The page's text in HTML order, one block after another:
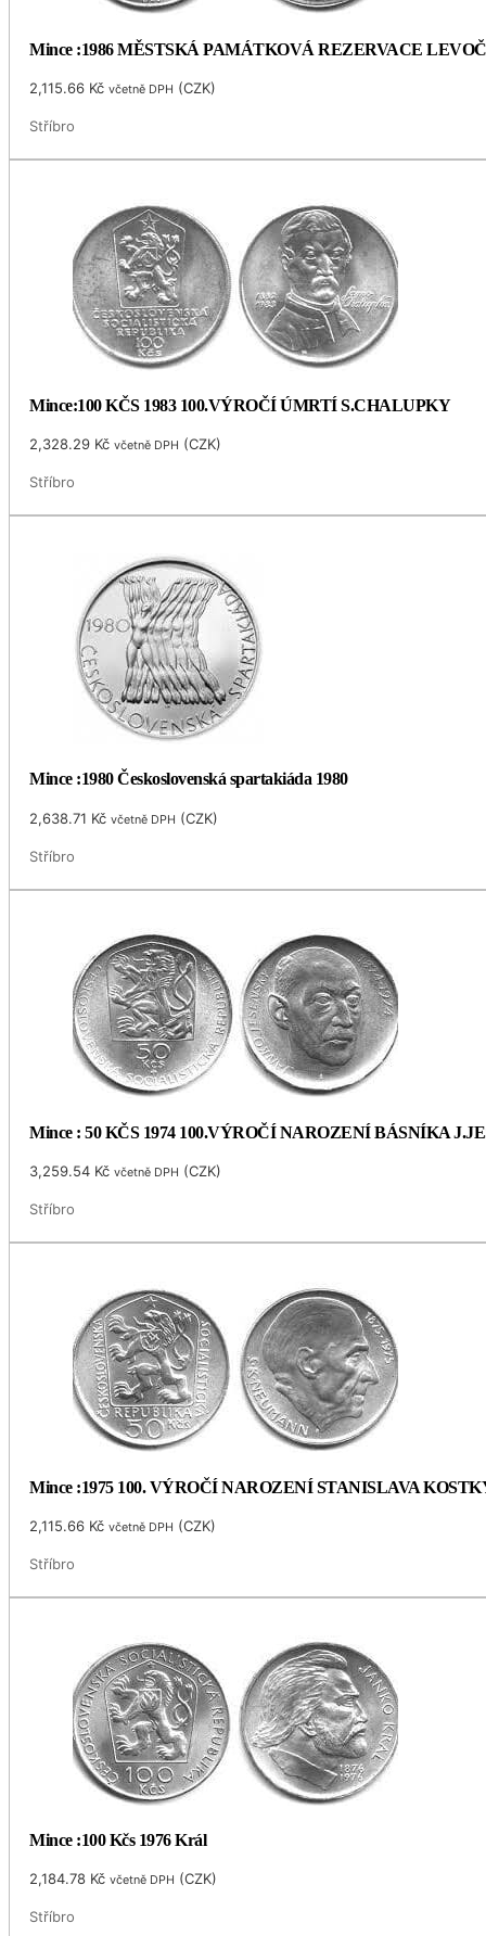
Mince :1986 MĚSTSKÁ PAMÁTKOVÁ REZERVACE
2,115.66 Kč včetně DPH (CZK)
Stříbro
Mince:100 KČS 1983 100.VÝROČÍ ÚMRTÍ S.CHALUPKY
2,328.29 Kč včetně DPH (CZK)
Stříbro
Mince :1980 Československá spartakiáda 1980
2,638.71 Kč včetně DPH (CZK)
Stříbro
Mince : 50 KČS 1974 100.VÝROČÍ NAROZENÍ BÁSNÍKA
3,259.54 Kč včetně DPH (CZK)
Stříbro
Mince :1975 100. VÝROČÍ NAROZENÍ STANISLAVA
2,115.66 Kč včetně DPH (CZK)
Stříbro
Mince :100 Kčs 1976 Král
2,184.78 Kč včetně DPH (CZK)
Stříbro